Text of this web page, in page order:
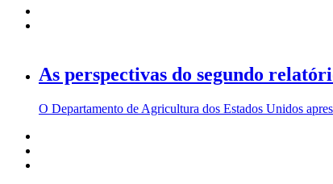
As perspectivas do segundo
O Departamento de Agricultura dos Estados Unidos